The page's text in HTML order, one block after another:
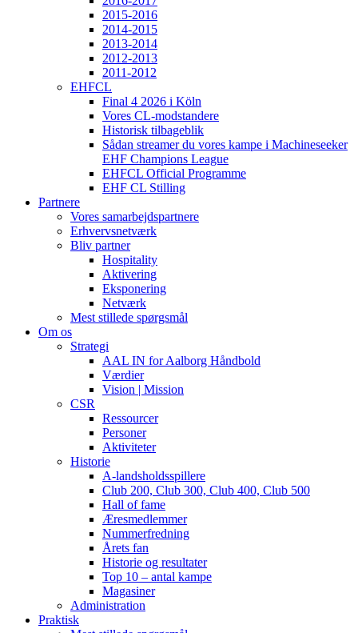
2015-2016
2014-2015
2013-2014
2012-2013
2011-2012
EHFCL
Final 4 2026 i Köln
Vores CL-modstandere
Historisk tilbageblik
Sådan streamer du vores kampe i Machineseeker
EHF Champions League
EHFCL Official Programme
EHF CL Stilling
Partnere
Vores samarbejdspartnere
Erhvervsnetværk
Bliv partner
Hospitality
Aktivering
Eksponering
Netværk
Mest stillede spørgsmål
Om os
Strategi
AAL IN for Aalborg Håndbold
Værdier
Vision | Mission
CSR
Ressourcer
Personer
Aktiviteter
Historie
A-landsholdsspillere
Club 200, Club 300, Club 400, Club 500
Hall of fame
Æresmedlemmer
Nummerfredning
Årets fan
Historie og resultater
Top 10 – antal kampe
Magasiner
Administration
Praktisk